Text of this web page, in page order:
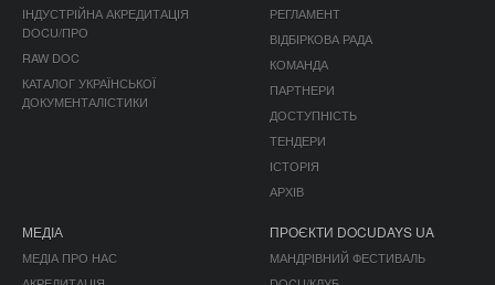
ІНДУСТРІЙНА АКРЕДИТАЦІЯ
DOCU/ПРО
RAW DOC
КАТАЛОГ УКРАЇНСЬКОЇ
ДОКУМЕНТАЛІСТИКИ
РЕГЛАМЕНТ
ВІДБІРКОВА РАДА
КОМАНДА
ПАРТНЕРИ
ДОСТУПНІСТЬ
ТЕНДЕРИ
ІСТОРІЯ
АРХІВ
МЕДІА
МЕДІА ПРО НАС
ПРОЄКТИ DOCUDAYS UA
МАНДРІВНИЙ ФЕСТИВАЛЬ